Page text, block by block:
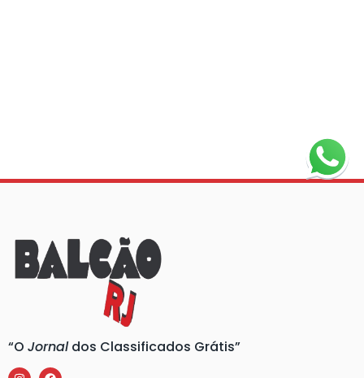
“O Jornaldos Classificados Grátis”